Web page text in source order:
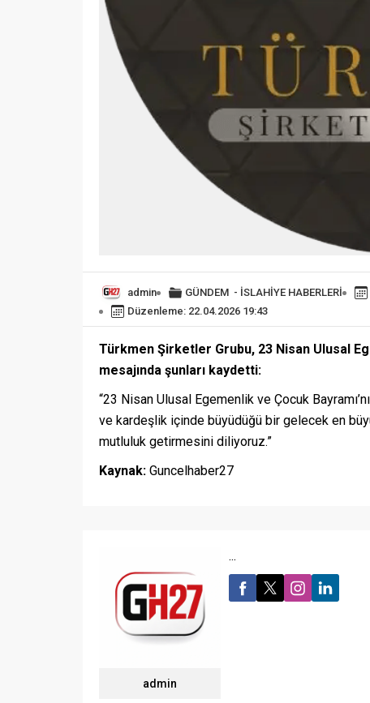
admin GÜNDEM - İSLAHİYE HABERLERİ
Düzenleme: 22.04.2026 19:43
Türkmen Şirketler Grubu, 23 Nisan Ulusal
mesajında şunları kaydetti:
“23 Nisan Ulusal Egemenlik ve Çocuk
ve kardeşlik içinde büyüdüğü bir gelecek en
mutluluk getirmesini diliyoruz.”
Kaynak: Guncelhaber27
admin
...